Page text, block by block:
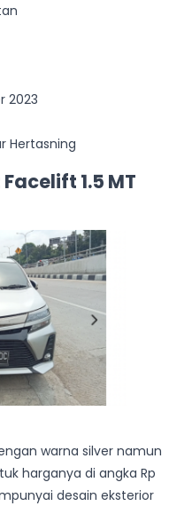
2023
Hertasning
1.5 MT
warna silver namun
harganya di angka Rp
desain eksterior